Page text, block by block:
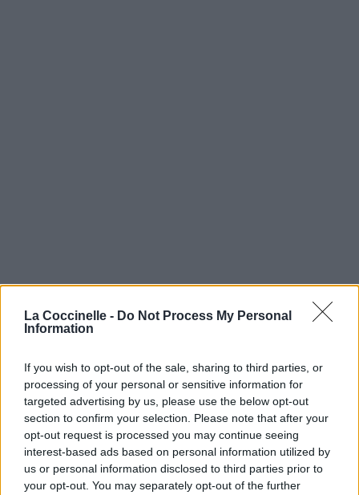
La Coccinelle - Do Not Process My Personal
Information
If you wish to opt-out of the sale, sharing to third parties, or
processing of your personal or sensitive information for
targeted advertising by us, please use the below opt-out
section to confirm your selection. Please note that after your
opt-out request is processed you may continue seeing
interest-based ads based on personal information utilized by
us or personal information disclosed to third parties prior to
your opt-out. You may separately opt-out of the further